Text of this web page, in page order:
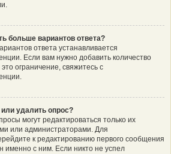
больше вариантов ответа?
ответа устанавливается
Если вам нужно добавить количество
ограничение, свяжитесь с
или удалить опрос?
могут редактироваться только их
или администраторами. Для
к редактированию первого сообщения
именно с ним. Если никто не успел